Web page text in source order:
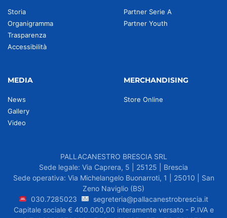
Storia
Organigramma
Trasparenza
Accessibilità
Partner Serie A
Partner Youth
MEDIA
News
Gallery
Video
MERCHANDISING
Store Online
PALLACANESTRO BRESCIA SRL
Sede legale: Via Caprera, 5 | 25125 | Brescia
Sede operativa: Via Michelangelo Buonarroti, 1 | 25010 | San
Zeno Naviglio (BS)
030.7285023
segreteria@pallacanestrobrescia.it
Capitale sociale € 400.000,00 interamente versato - P.IVA e